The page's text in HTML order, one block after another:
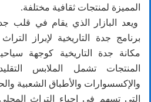
المميزة لمنتجات ثقافية مختلفة.
ويعد البازار الذي يقام في قلب
برنامج جدة التاريخية لإبراز
مكانة جدة التاريخية كوجهة
المنتجات تشمل الملابس
والإكسسوارات والأطباق الشعبية
التي تسهم في إحياء التراث